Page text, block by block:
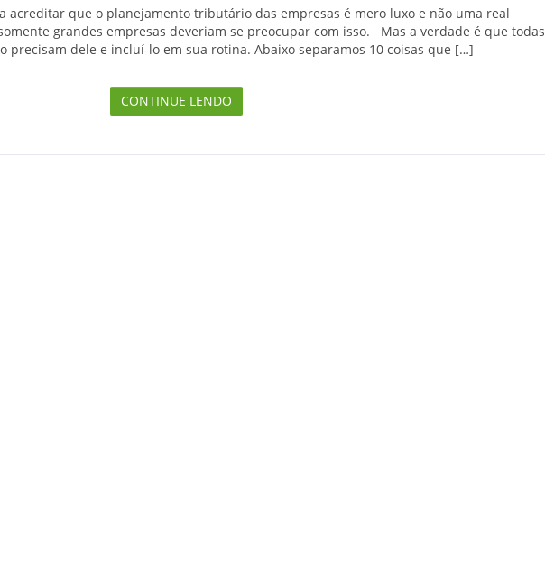
acreditar que o planejamento tributário das empresas é mero luxo e não uma real
grandes empresas deveriam se preocupar com isso. Mas a verdade é que todas
precisam dele e incluí-lo em sua rotina. Abaixo separamos 10 coisas que […]
CONTINUE LENDO